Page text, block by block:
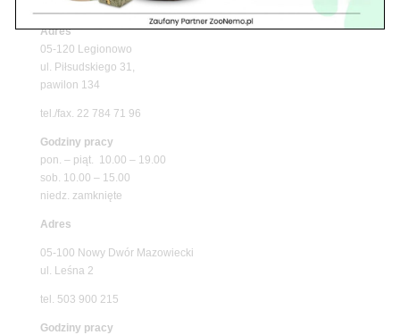
Adres
05-120 Legionowo
ul. Piłsudskiego 31,
pawilon 134
tel./fax. 22 784 71 96
Godziny pracy
pon. – piąt. 10.00 – 19.00
sob. 10.00 – 15.00
niedz. zamknięte
Adres
05-100 Nowy Dwór Mazowiecki
ul. Leśna 2
tel. 503 900 215
Godziny pracy